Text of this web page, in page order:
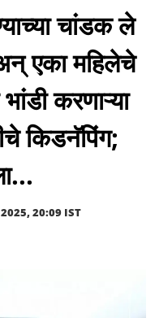
चांडक ले
एका महिलेचे
करणाऱ्या
किडनॅपिंग;
20:09 IST